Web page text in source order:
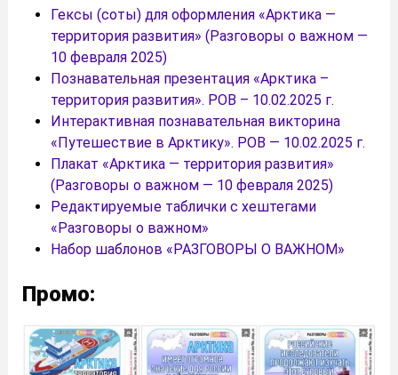
Гексы (соты) для оформления «Арктика —
территория развития» (Разговоры о важном —
10 февраля 2025)
Познавательная презентация «Арктика –
территория развития». РОВ – 10.02.2025 г.
Интерактивная познавательная викторина
«Путешествие в Арктику». РОВ — 10.02.2025 г.
Плакат «Арктика — территория развития»
(Разговоры о важном — 10 февраля 2025)
Редактируемые таблички с хештегами
«Разговоры о важном»
Набор шаблонов «РАЗГОВОРЫ О ВАЖНОМ»
Промо: